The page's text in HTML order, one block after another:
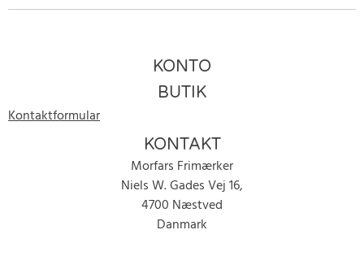
KONTO
BUTIK
Kontaktformular
KONTAKT
Morfars Frimærker
Niels W. Gades Vej 16,
4700 Næstved
Danmark